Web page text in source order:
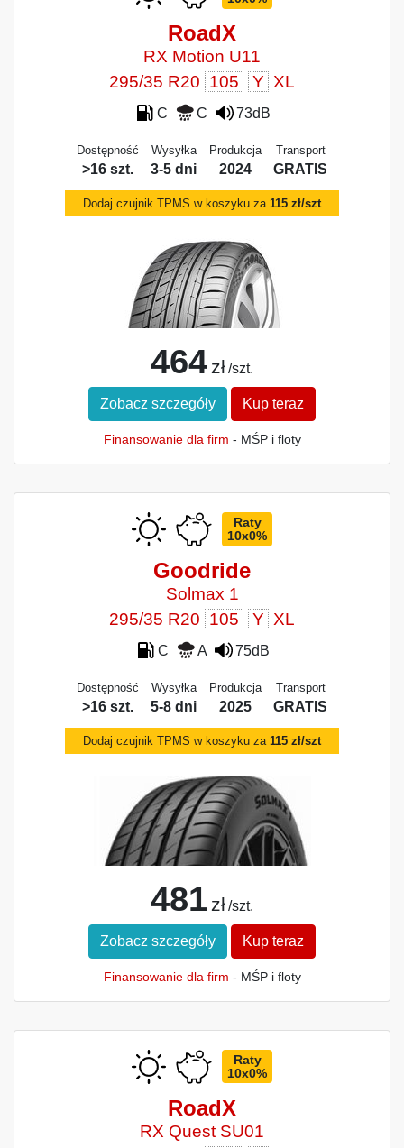
RoadX
RX Motion U11
295/35 R20 105 Y XL
C C 73dB
Dostępność
>16 szt.
Wysyłka
3-5 dni
Produkcja
2024
Transport
GRATIS
Dodaj czujnik TPMS w koszyku za 115 zł/szt
464 zł /szt.
Zobacz szczegóły Kup teraz
Finansowanie dla firm - MŚP i floty
Raty
10x0%
Goodride
Solmax 1
295/35 R20 105 Y XL
C A 75dB
Dostępność
>16 szt.
Wysyłka
5-8 dni
Produkcja
2025
Transport
GRATIS
Dodaj czujnik TPMS w koszyku za 115 zł/szt
481 zł /szt.
Zobacz szczegóły Kup teraz
Finansowanie dla firm - MŚP i floty
Raty
10x0%
RoadX
RX Quest SU01